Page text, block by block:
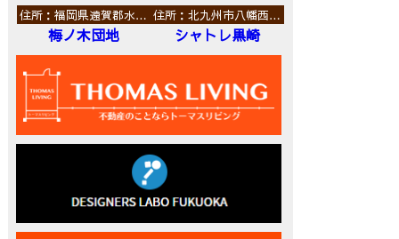
住所：福岡県遠賀郡水…
梅ノ木団地
住所：北九州市八幡西…
シャトレ黒崎